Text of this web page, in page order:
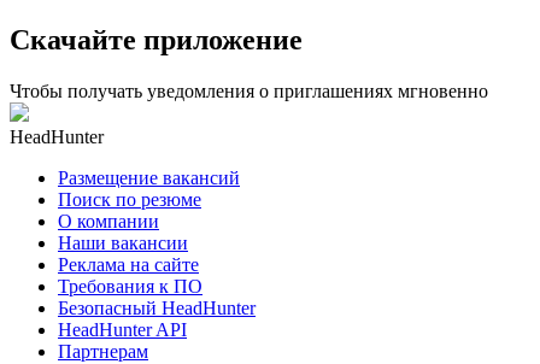
Скачайте приложение
Чтобы получать уведомления о приглашениях мгновенно
HeadHunter
Размещение вакансий
Поиск по резюме
О компании
Наши вакансии
Реклама на сайте
Требования к ПО
Безопасный HeadHunter
HeadHunter API
Партнерам